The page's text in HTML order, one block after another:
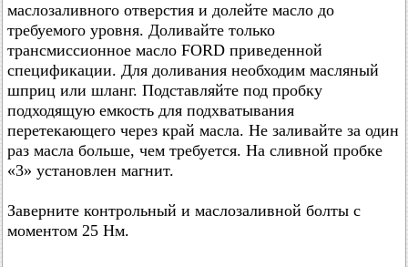
маслозаливного отверстия и долейте масло до
требуемого уровня. Доливайте только
трансмиссионное масло FORD приведенной
спецификации. Для доливания необходим масляный
шприц или шланг. Подставляйте под пробку
подходящую емкость для подхватывания
перетекающего через край масла. Не заливайте за один
раз масла больше, чем требуется. На сливной пробке
«3» установлен магнит.
Заверните контрольный и маслозаливной болты с
моментом 25 Нм.